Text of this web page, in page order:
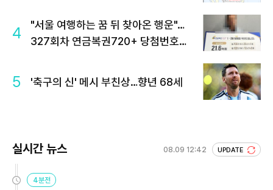
4
"서울 여행하는 꿈 뒤 찾아온 행운"…
327회차 연금복권720+ 당첨번호조
5 '축구의 신' 메시 부친상…향년 68세
실시간 뉴스 08.09 12:42 UPDATE
4분전